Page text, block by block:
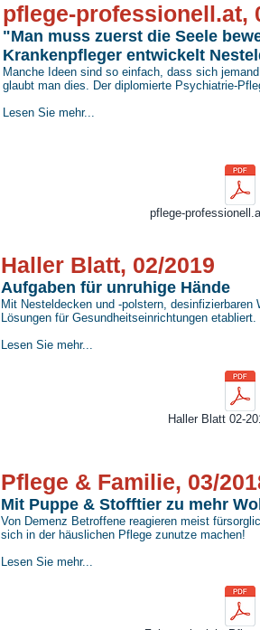
pflege-
pflege-professionell.at,
"Man muss zuerst die Seele
Krankenpfleger entwickelt
Manche Ideen sind so einfach, dass sich
glaubt man dies. Der diplomierte Psychiatrie-
Lesen Sie mehr...
Haller Blatt 02-
Haller Blatt, 02/2019
Aufgaben für unruhige Hände
Mit Nesteldecken und -polstern,
Lösungen für Gesundheitseinrichtungen
Lesen Sie mehr...
Pflege & Familie, 03/
Mit Puppe & Stofftier zu mehr
Von Demenz Betroffene reagieren meist
sich in der häuslichen Pflege zunutze machen!
Lesen Sie mehr...